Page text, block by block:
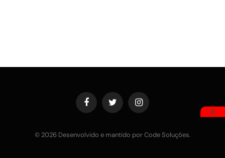
FacebookTwitter Instagram
© 2026 Desenvolvido e mantido por Code Soluções.
X